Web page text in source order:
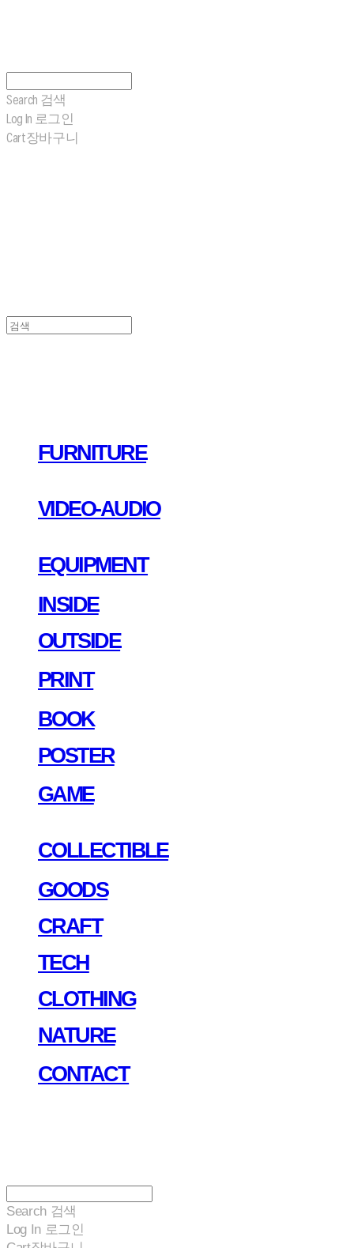
Search 검색
Log In 로그인
Cart장바구니
FURNITURE
VIDEO-AUDIO
EQUIPMENT
INSIDE
OUTSIDE
PRINT
BOOK
POSTER
GAME
COLLECTIBLE
GOODS
CRAFT
TECH
CLOTHING
NATURE
CONTACT
Search 검색
Log In 로그인